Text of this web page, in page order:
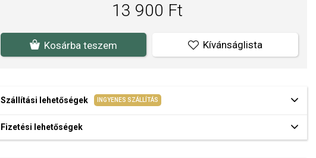
13 900 Ft
Kosárba teszem Kívánságlista
Szállítási lehetőségek INGYENES SZÁLLÍTÁS
Fizetési lehetőségek